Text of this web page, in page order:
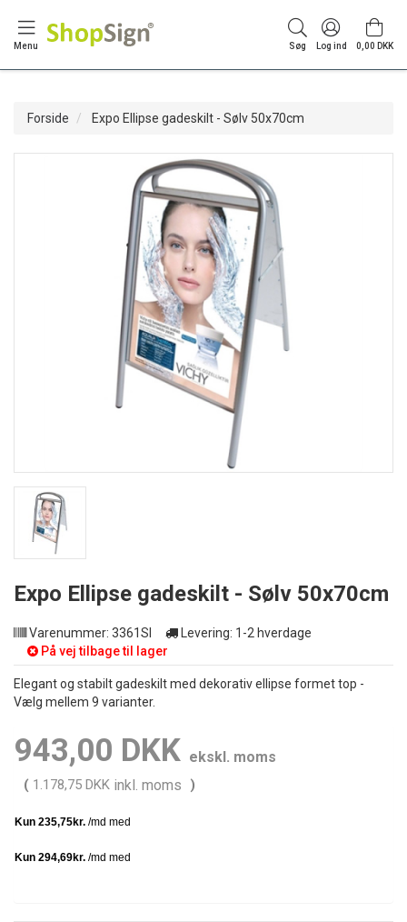
Menu Søg Log ind 0,00 DKK
Forside Expo Ellipse gadeskilt - Sølv 50x70cm
Expo Ellipse gadeskilt - Sølv 50x70cm
Varenummer: 3361SI Levering: 1-2 hverdage
På vej tilbage til lager
Elegant og stabilt gadeskilt med dekorativ ellipse formet top -
Vælg mellem 9 varianter.
943,00 DKK ekskl. moms
( 1.178,75 DKK inkl. moms )